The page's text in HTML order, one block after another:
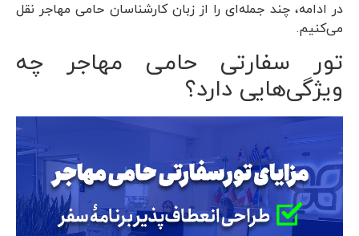
در ادامه، چند جمله‌ای را از زبان کارشناسان حامی مهاجر نقل
می‌کنیم.
تور سفارتی حامی مهاجر چه
ویژگی‌هایی دارد؟